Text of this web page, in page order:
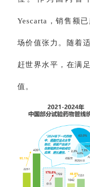
Yescarta，销售额
场价值张力。随着
赶世界水平，在满
值。